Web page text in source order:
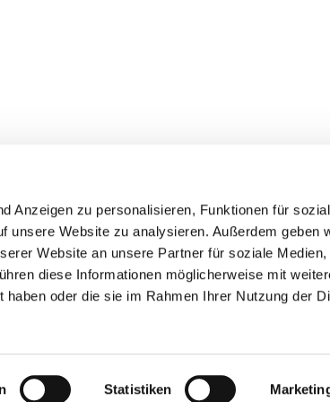
Anzeigen zu personalisieren, Funktionen für
unsere Website zu analysieren. Außerdem geben
Website an unsere Partner für soziale Medien,
diese Informationen möglicherweise mit
oder die sie im Rahmen Ihrer Nutzung der
Statistiken
St. Bernhard Stralsund/Rügen/Demmin •
Hinweisgebersystem